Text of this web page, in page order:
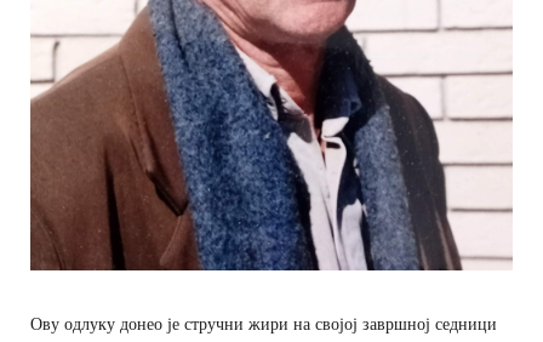
Ову одлуку донео је стручни жири на својој завршној седници